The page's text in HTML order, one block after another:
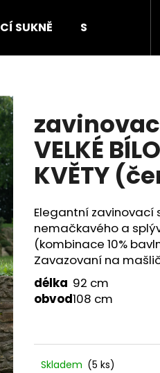
SUKNĚ SUKNĚ S
VELKÉ
KVĚTY
Elegantní zavinovací
nemačkavého a
(kombinace 10%
Zavazovaní na
délka 92 cm
obvod108 cm
Skladem (5 ks)
SUKNĚ MODRÉ